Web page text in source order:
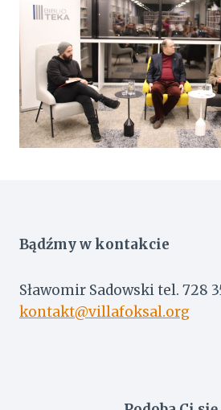
Bądźmy w kontakcie
Sławomir Sadowski tel. 728
kontakt@villafoksal.org